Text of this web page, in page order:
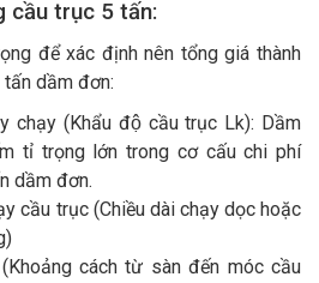
cầu trục 5 tấn:
để xác định nên tổng giá thành
dầm đơn:
chạy (Khẩu độ cầu trục Lk): Dầm
tỉ trọng lớn trong cơ cấu chi phí
dầm đơn.
cầu trục (Chiều dài chạy dọc hoặc
cách từ sàn đến móc cầu